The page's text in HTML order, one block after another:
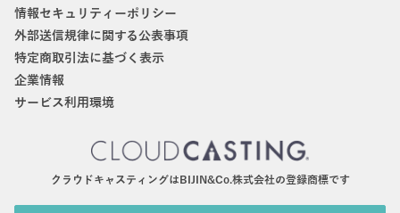
情報セキュリティーポリシー
外部送信規律に関する公表事項
特定商取引法に基づく表示
企業情報
サービス利用環境
クラウドキャスティングはBIJIN&Co.株式会社の登録商標です